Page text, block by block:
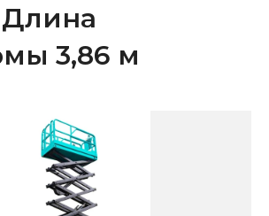
Длина
3,86 м